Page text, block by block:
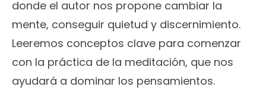
donde el autor nos propone cambiar la
mente, conseguir quietud y discernimiento.
Leeremos conceptos clave para comenzar
con la práctica de la meditación, que nos
ayudará a dominar los pensamientos.